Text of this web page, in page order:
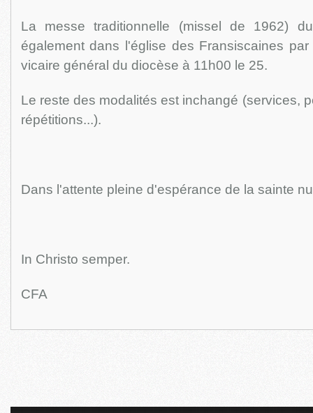
La messe traditionnelle (missel de 1962)
également dans l'église des Fransiscaines
vicaire général du diocèse à 11h00 le 25.
Le reste des modalités est inchangé (services,
répétitions...).
Dans l'attente pleine d'espérance de la sainte
In Christo semper.
CFA